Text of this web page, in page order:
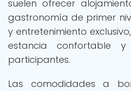
suelen ofrecer
gastronomía de primer
y entretenimiento
estancia confortable
participantes.
Las comodidades a